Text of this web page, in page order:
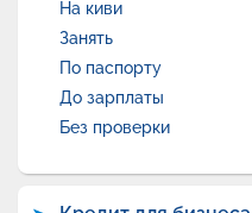
На киви
Занять
По паспорту
До зарплаты
Без проверки